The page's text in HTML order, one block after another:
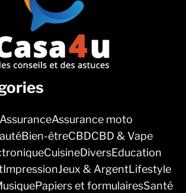
AssuranceAssurance moto
Bien-êtreCBDCBD & Vape
CuisineDiversEducation
ImpressionJeux & ArgentLifestyle
Papiers et formulairesSanté